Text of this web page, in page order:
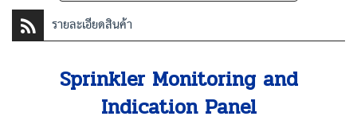
รายละเอียดสินค้า
Sprinkler Monitoring and
Indication Panel